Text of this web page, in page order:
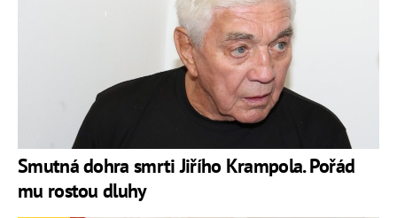
Smutná dohra smrti Jiřího Krampola. Pořád
mu rostou dluhy